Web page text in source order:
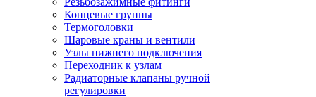
Концевые группы
Термоголовки
Шаровые краны и вентили
Узлы нижнего подключения
Переходник к узлам
Радиаторные клапаны ручной
регулировки